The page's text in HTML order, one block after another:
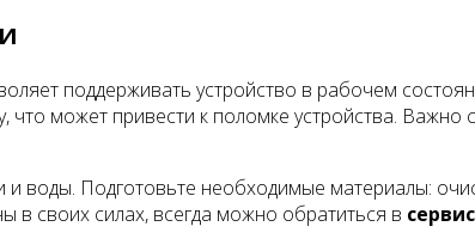
поддерживать устройство в рабочем
может привести к поломке устройства.
воды. Подготовьте необходимые материалы:
в своих силах, всегда можно обратиться в сервис